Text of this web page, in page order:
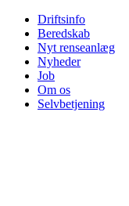
Driftsinfo
Beredskab
Nyt renseanlæg
Nyheder
Job
Om os
Selvbetjening